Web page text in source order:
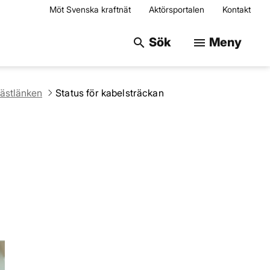
Möt Svenska kraftnät Aktörsportalen Kontakt
search Sök Sök på
menu Meny
Status för kabelsträckan